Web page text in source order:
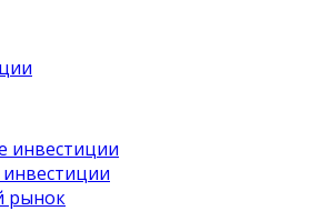
инвестиции
рынок